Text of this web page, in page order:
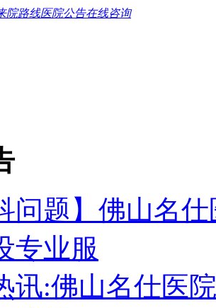
院路线医院公告在线咨询
问题】佛山名
专业服
讯:佛山名仕医